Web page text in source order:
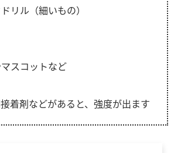
リル（細いもの）
スコットなど
着剤などがあると、強度が出ます